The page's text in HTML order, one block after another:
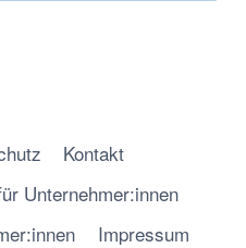
Kontakt
Unternehmer:innen
Impressum